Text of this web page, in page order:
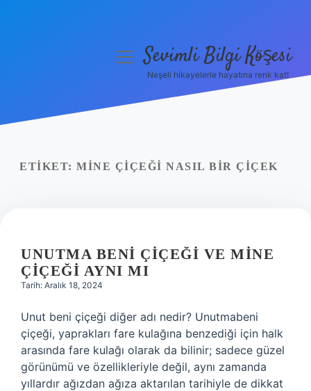
Yasal Uyarı
menüyüSevimli Bilgi Köşesi
Neşeli hikayelerle hayatına renk kat!
ETIKET: MINE ÇIÇEĞI NASIL BIR ÇIÇEK
UNUTMA BENI ÇIÇEĞI VE MINE
ÇIÇEĞI AYNI MI
Tarih: Aralık 18, 2024
Unut beni çiçeği diğer adı nedir? Unutmabeni
çiçeği, yaprakları fare kulağına benzediği için halk
arasında fare kulağı olarak da bilinir; sadece güzel
görünümü ve özellikleriyle değil, aynı zamanda
yıllardır ağızdan ağıza aktarılan tarihiyle de dikkat